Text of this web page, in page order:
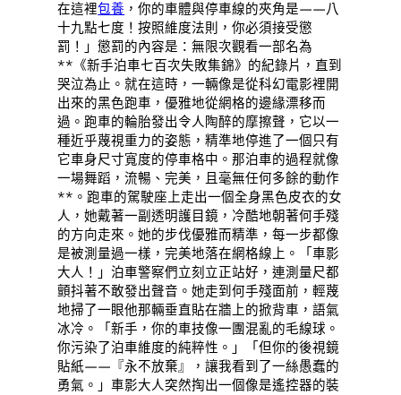
在這裡包養 ，你的車體與停車線的夾角是——八
十九點七度！按照維度法則，你必須接受懲
罰！」懲罰的內容是：無限次觀看一部名為
**《新手泊車七百次失敗集錦》的紀錄片，直到
哭泣為止。就在這時，一輛像是從科幻電影裡開
出來的黑色跑車，優雅地從網格的邊緣漂移而
過。跑車的輪胎發出令人陶醉的摩擦聲，它以一
種近乎蔑視重力的姿態，精準地停進了一個只有
它車身尺寸寬度的停車格中。那泊車的過程就像
一場舞蹈，流暢、完美，且毫無任何多餘的動作
**。跑車的駕駛座上走出一個全身黑色皮衣的女
人，她戴著一副透明護目鏡，冷酷地朝著何手殘
的方向走來。她的步伐優雅而精準，每一步都像
是被測量過一樣，完美地落在網格線上。「車影
大人！」泊車警察們立刻立正站好，連測量尺都
顫抖著不敢發出聲音。她走到何手殘面前，輕蔑
地掃了一眼他那輛垂直貼在牆上的掀背車，語氣
冰冷。「新手，你的車技像一團混亂的毛線球。
你污染了泊車維度的純粹性。」「但你的後視鏡
貼紙——『永不放棄』，讓我看到了一絲愚蠢的
勇氣。」車影大人突然掏出一個像是遙控器的裝